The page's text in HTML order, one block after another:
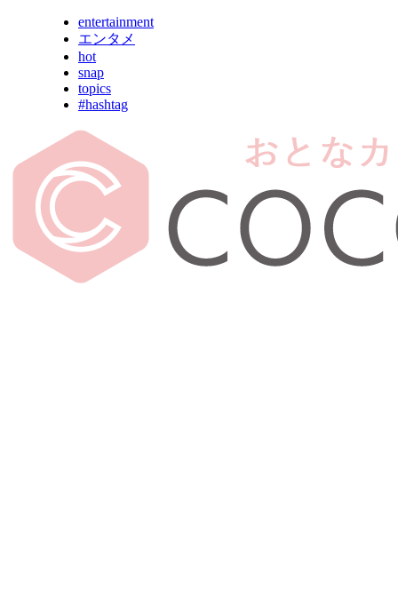
entertainment
エンタメ
hot
snap
topics
#hashtag